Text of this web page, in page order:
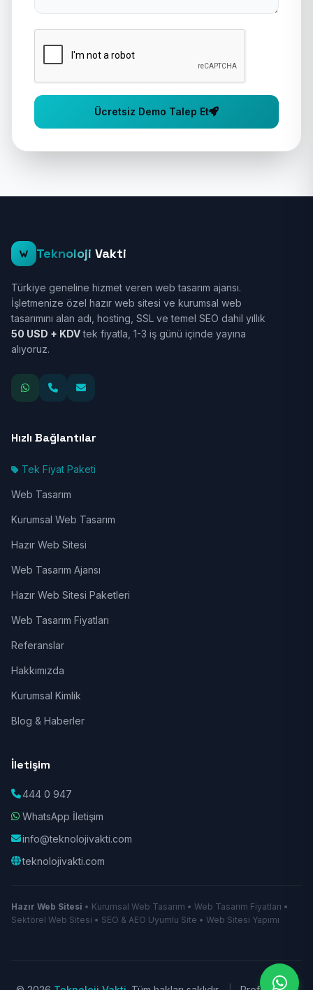
Ücretsiz Demo Talep Et
Teknoloji Vakti
Türkiye geneline hizmet veren web tasarım ajansı.
İşletmenize özel hazır web sitesi ve kurumsal web
tasarımını alan adı, hosting, SSL ve temel SEO dahil yıllık
50 USD + KDVtek fiyatla, 1-3 iş günü içinde yayına
alıyoruz.
Hızlı Bağlantılar
Tek Fiyat Paketi
Web Tasarım
Kurumsal Web Tasarım
Hazır Web Sitesi
Web Tasarım Ajansı
Hazır Web Sitesi Paketleri
Web Tasarım Fiyatları
Referanslar
Hakkımızda
Kurumsal Kimlik
Blog & Haberler
İletişim
444 0 947
WhatsApp İletişim
info@teknolojivakti.com
teknolojivakti.com
Hazır Web Sitesi • Kurumsal Web Tasarım • Web Tasarım Fiyatları •
Sektörel Web Sitesi • SEO & AEO Uyumlu Site • Web Sitesi Yapımı